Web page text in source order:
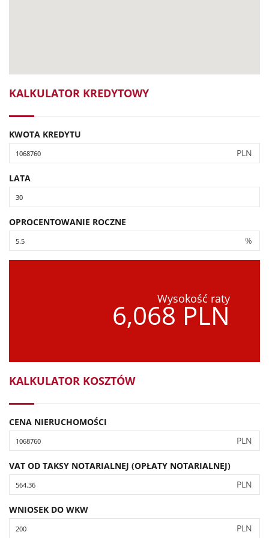
KALKULATOR KREDYTOWY
KWOTA KREDYTU
PLN
LATA
OPROCENTOWANIE ROCZNE
%
Wysokość raty
6,068 PLN
KALKULATOR KOSZTÓW
CENA NIERUCHOMOŚCI
PLN
VAT OD TAKSY NOTARIALNEJ (OPŁATY NOTARIALNEJ)
PLN
WNIOSEK DO WKW
PLN